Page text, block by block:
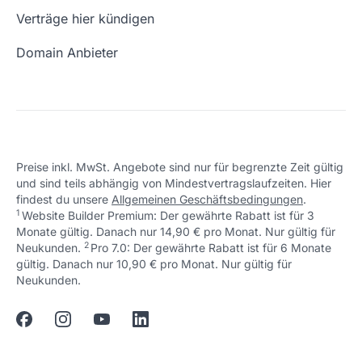
Wie ist meine IP?
Email Adresse erstellen
Verträge hier kündigen
Domain Anbieter
Preise inkl. MwSt. Angebote sind nur für begrenzte Zeit gültig
und sind teils abhängig von Mindestvertragslaufzeiten. Hier
findest du unsere Allgemeinen Geschäftsbedingungen.
1 Website Builder Premium: Der gewährte Rabatt ist für 3
Monate gültig. Danach nur 14,90 € pro Monat. Nur gültig für
Neukunden. ↩ 1
2 Pro 7.0: Der gewährte Rabatt ist für 6 Monate
gültig. Danach nur 10,90 € pro Monat. Nur gültig für
Neukunden.